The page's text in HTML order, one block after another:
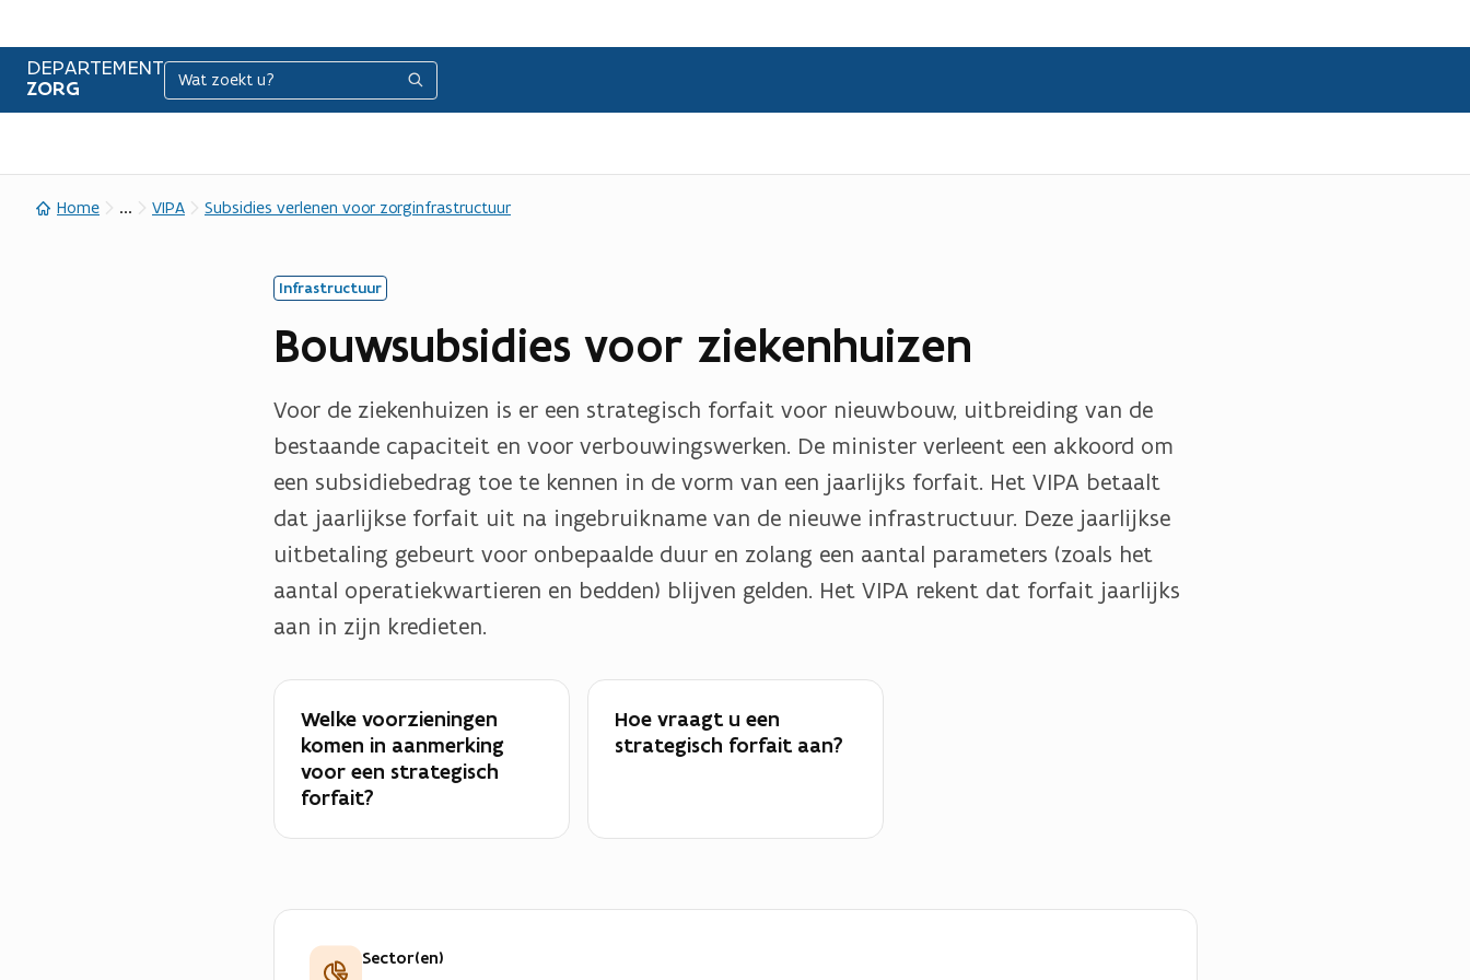
DEPARTEMENT
ZORG
Zoeken Zoeken
Home ... VIPA Subsidies verlenen voor zorginfrastructuur
Infrastructuur
Bouwsubsidies voor ziekenhuizen
Voor de ziekenhuizen is er een strategisch forfait voor nieuwbouw, uitbreiding van de
bestaande capaciteit en voor verbouwingswerken. De minister verleent een akkoord om
een subsidiebedrag toe te kennen in de vorm van een jaarlijks forfait. Het VIPA betaalt
dat jaarlijkse forfait uit na ingebruikname van de nieuwe infrastructuur. Deze jaarlijkse
uitbetaling gebeurt voor onbepaalde duur en zolang een aantal parameters (zoals het
aantal operatiekwartieren en bedden) blijven gelden. Het VIPA rekent dat forfait jaarlijks
aan in zijn kredieten.
Welke voorzieningen
komen in aanmerking
voor een strategisch
forfait?
Hoe vraagt u een
strategisch forfait aan?
Sector(en)